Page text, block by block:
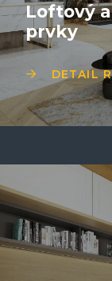
Loftový
prvky
DETAIL